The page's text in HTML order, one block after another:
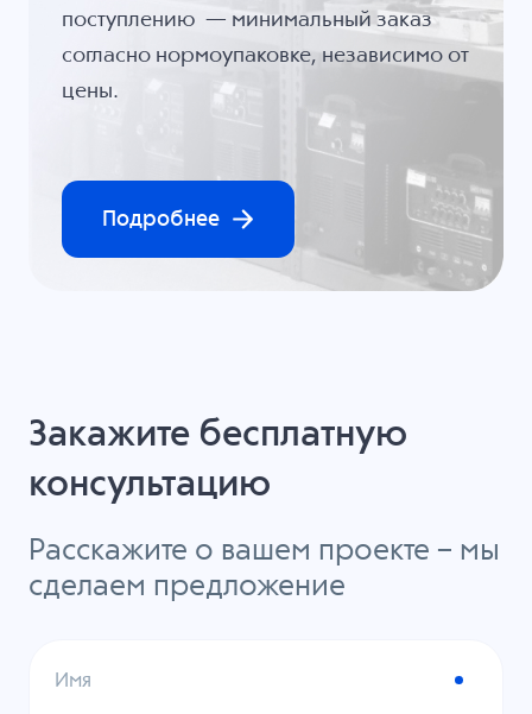
поступлению — минимальный заказ
согласно нормоупаковке, независимо от
цены.
Подробнее
Закажите бесплатную
консультацию
Расскажите о вашем проекте – мы
сделаем предложение
Имя